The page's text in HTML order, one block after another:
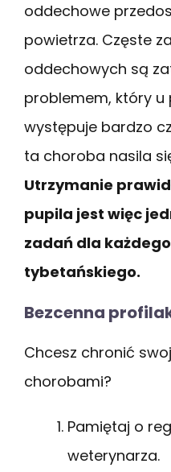
oddechowe
powietrza. Częste
oddechowych są
problemem, który u
występuje bardzo
ta choroba nasila
Utrzymanie
pupila jest więc
zadań dla
tybetańskiego.
Bezcenna
Chcesz chronić
chorobami?
Pamiętaj o
weterynarza.